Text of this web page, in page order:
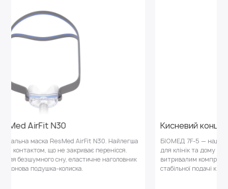
Кисневий концентратор 7F-5, БІОМЕД
БІОМЕД 7F-5 — надійний концентратор (5 л/хв) із високим
для клінік та дому при ХОЗЛ чи апное. Апарат оснащений
витривалим компресором та подвійною фільтрацією для
стабільної подачі кисню.